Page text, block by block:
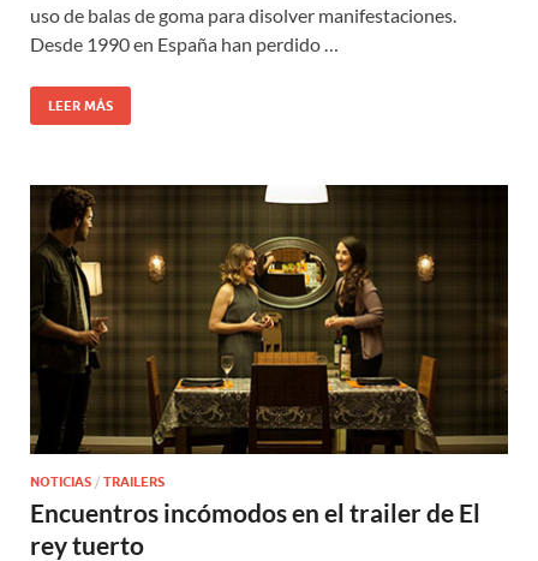
uso de balas de goma para disolver manifestaciones.
Desde 1990 en España han perdido …
LEER MÁS
NOTICIAS / TRAILERS
Encuentros incómodos en el trailer de El
rey tuerto